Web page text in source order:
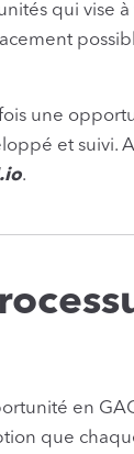
qui vise
une
et suivi.
.
en
que